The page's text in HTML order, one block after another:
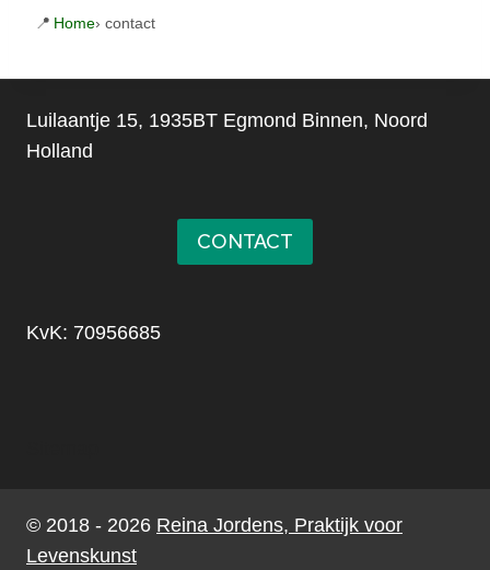
Home› contact
Luilaantje 15, 1935BT Egmond Binnen, Noord
Holland
CONTACT
KvK: 70956685
© 2018 - 2026 Reina Jordens, Praktijk voor
Levenskunst